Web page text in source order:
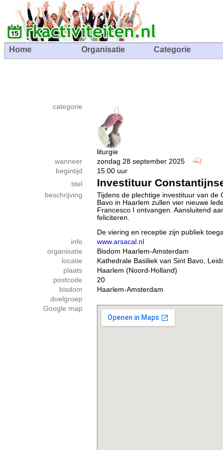
Home Organisatie Categorie
categorie
liturgie
wanneer
zondag 28 september 2025
begintijd
15:00 uur
titel
Investituur
beschrijving
Tijdens de plech­tige investituur van de
Bavo in Haar­lem zullen vier nieuwe
Francesco I ont­van­gen. Aan­slui­tend
fe­li­ci­te­ren.
De vie­ring en receptie zijn publiek
info
www.arsacal.nl
organisatie
Bisdom Haarlem-Amsterdam
locatie
Kathedrale Basiliek van Sint Bavo,
plaats
Haarlem (Noord-Holland)
postcode
20
bisdom
Haarlem-Amsterdam
doelgroep
Google map